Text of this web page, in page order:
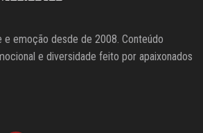
e emoção desde de 2008. Conteúdo
e diversidade feito por apaixonados